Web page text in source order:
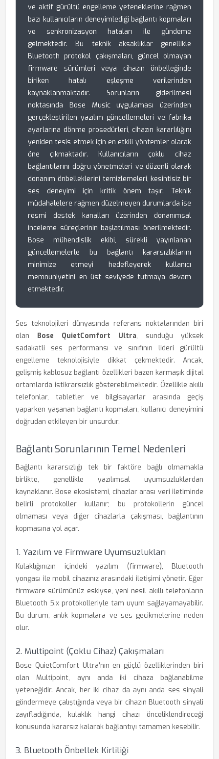
ve aktif gürültü engelleme yeteneklerine rağmen
bazı kullanıcıların deneyimlediği bağlantı kopmaları
ve senkronizasyon hataları ile gündeme
gelmektedir. Bu teknik aksaklıklar genellikle
Bluetooth protokol çakışmaları, güncel olmayan
firmware sürümleri veya cihazın önbelleğinde
biriken hatalı eşleşme verilerinden
kaynaklanmaktadır. Sorunların giderilmesi
noktasında Bose Music uygulaması üzerinden
gerçekleştirilen yazılım güncellemeleri ve fabrika
ayarlarına dönme prosedürleri, cihazın kararlılığını
yeniden tesis etmek için en etkili yöntemler olarak
öne çıkmaktadır. Kullanıcıların çoklu cihaz
bağlantılarını doğru yönetmeleri ve düzenli olarak
donanım önbelleklerini temizlemeleri, kesintisiz bir
ses deneyimi için kritik önem taşır. Teknik
müdahalelere rağmen düzelmeyen durumlarda ise
resmi destek kanalları üzerinden donanımsal
inceleme süreçlerinin başlatılması önerilmektedir.
Bose mühendislik ekibi, sürekli yayınlanan
güncellemelerle bu bağlantı kararsızlıklarını
minimize etmeyi hedefleyerek kullanıcı
memnuniyetini en üst seviyede tutmaya devam
etmektedir.
Ses teknolojileri dünyasında referans noktalarından biri
olan Bose QuietComfort Ultra, sunduğu yüksek
sadakatli ses performansı ve sınıfının lideri gürültü
engelleme teknolojisiyle dikkat çekmektedir. Ancak,
gelişmiş kablosuz bağlantı özellikleri bazen karmaşık dijital
ortamlarda istikrarsızlık gösterebilmektedir. Özellikle akıllı
telefonlar, tabletler ve bilgisayarlar arasında geçiş
yaparken yaşanan bağlantı kopmaları, kullanıcı deneyimini
doğrudan etkileyen bir unsurdur.
Bağlantı Sorunlarının Temel Nedenleri
Bağlantı kararsızlığı tek bir faktöre bağlı olmamakla
birlikte, genellikle yazılımsal uyumsuzluklardan
kaynaklanır. Bose ekosistemi, cihazlar arası veri iletiminde
belirli protokoller kullanır; bu protokollerin güncel
olmaması veya diğer cihazlarla çakışması, bağlantının
kopmasına yol açar.
1. Yazılım ve Firmware Uyumsuzlukları
Kulaklığınızın içindeki yazılım (firmware), Bluetooth
yongası ile mobil cihazınız arasındaki iletişimi yönetir. Eğer
firmware sürümünüz eskiyse, yeni nesil akıllı telefonların
Bluetooth 5.x protokolleriyle tam uyum sağlayamayabilir.
Bu durum, anlık kopmalara ve ses gecikmelerine neden
olur.
2. Multipoint (Çoklu Cihaz) Çakışmaları
Bose QuietComfort Ultra'nın en güçlü özelliklerinden biri
olan Multipoint, aynı anda iki cihaza bağlanabilme
yeteneğidir. Ancak, her iki cihaz da aynı anda ses sinyali
göndermeye çalıştığında veya bir cihazın Bluetooth sinyali
zayıfladığında, kulaklık hangi cihazı önceliklendireceği
konusunda kararsız kalarak bağlantıyı tamamen kesebilir.
3. Bluetooth Önbellek Kirliliği